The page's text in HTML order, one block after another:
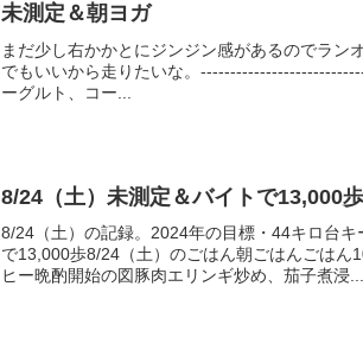
未測定＆朝ヨガ
まだ少し右かかとにジンジン感があるのでラン
でもいいから走りたいな。
ーグルト、コー...
8/24（土）未測定＆バイトで13,000歩
8/24（土）の記録。2024年の目標・44キロ
で13,000歩8/24（土）のごはん朝ごはんごは
ヒー晩酌開始の図豚肉エリンギ炒め、茄子煮浸...